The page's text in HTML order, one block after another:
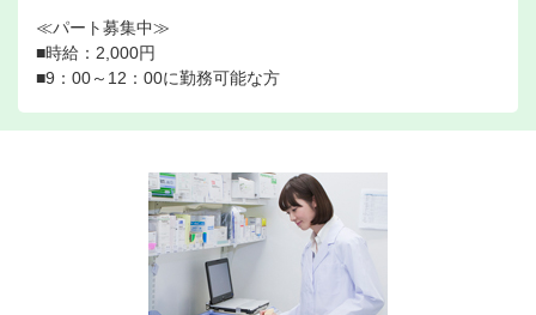
≪パート募集中≫
■時給：2,000円
■9：00～12：00に勤務可能な方